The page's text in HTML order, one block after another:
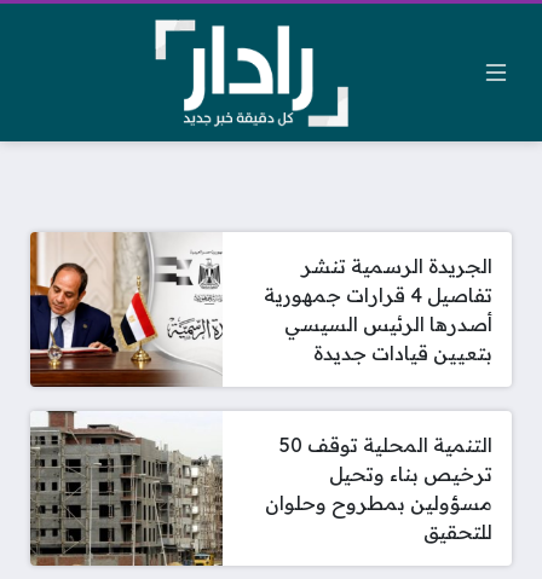
الجريدة الرسمية تنشر
تفاصيل 4 قرارات جمهورية
أصدرها الرئيس السيسي
بتعيين قيادات جديدة
التنمية المحلية توقف 50
ترخيص بناء وتحيل
مسؤولين بمطروح وحلوان
للتحقيق